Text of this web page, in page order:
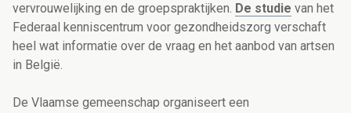
vervrouwelijking en de groepspraktijken. De studie van het
Federaal kenniscentrum voor gezondheidszorg verschaft
heel wat informatie over de vraag en het aanbod van artsen
in België.
De Vlaamse gemeenschap organiseert een